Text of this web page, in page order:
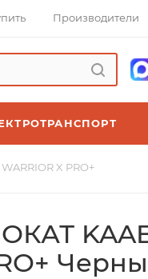
Производители
X PRO+